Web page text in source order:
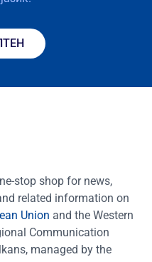
stop shop for news,
related information on
Union and the Western
Communication
managed by the